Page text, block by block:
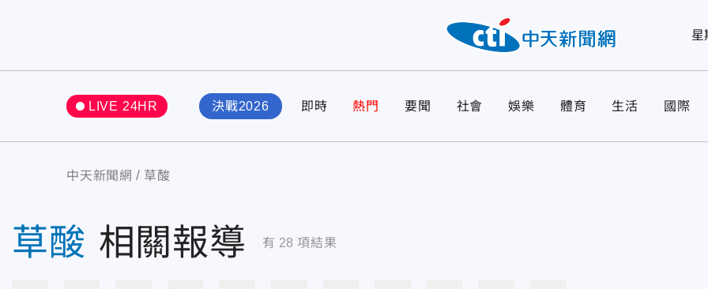
星
LIVE 24HR 決戰2026 即時 熱門 要聞 社會 娛樂 體育 生活 國際
中天新聞網 草酸
草酸 相關報導 有 28 項結果